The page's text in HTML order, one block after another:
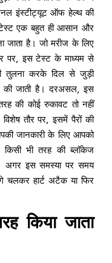
इंस्टीट्यूट ऑफ हेल्थ की
एक बहुत ही आसान और
जाता है। जो मरीज के लिए
पर, इस टेस्ट के माध्यम से
तुलना करके दिल से जुड़ी
की जाती है। दरअसल, इस
की कोई रुकावट तो नहीं
विशेष तौर पर, इसमें पैरों की
जानकारी के लिए आपको
किसी भी तरह की ब्लॉकेज
अगर इस समस्या पर समय
चलकर हार्ट अटैक या फिर
किया जाता